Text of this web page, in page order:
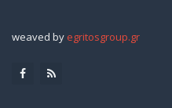
weaved by egritosgroup.gr